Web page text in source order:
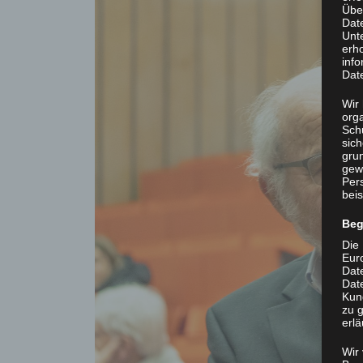
Wir
Die
zu
Wir